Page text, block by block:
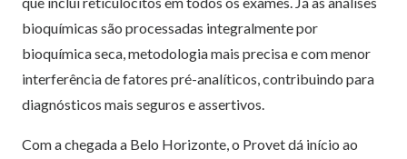
bioquímicas são processadas integralmente por
bioquímica seca, metodologia mais precisa e com menor
interferência de fatores pré-analíticos, contribuindo para
diagnósticos mais seguros e assertivos.
Com a chegada a Belo Horizonte, o Provet dá início ao